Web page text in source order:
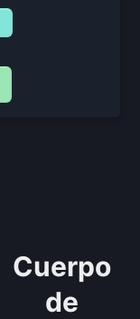
Cuerpo
de